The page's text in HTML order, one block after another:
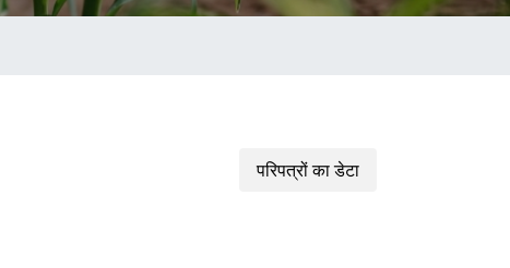
परिपत्रों का डेटा